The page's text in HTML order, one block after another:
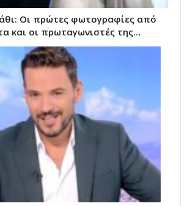
Οι πρώτες φωτογραφίες από
και οι πρωταγωνιστές της…